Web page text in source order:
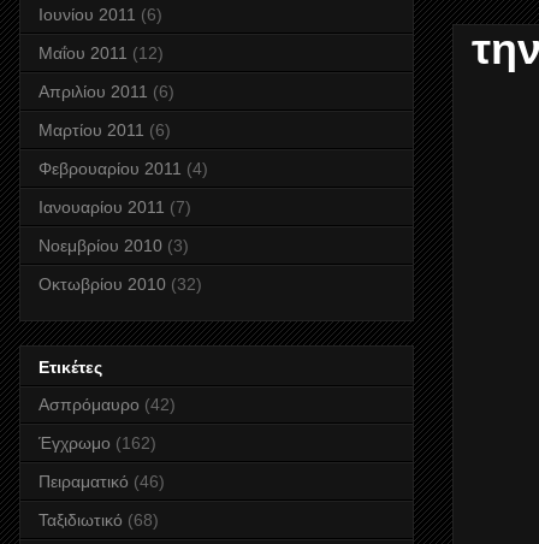
Ιουνίου 2011 (6)
Μαΐου 2011 (12)
Απριλίου 2011 (6)
Μαρτίου 2011 (6)
Φεβρουαρίου 2011 (4)
Ιανουαρίου 2011 (7)
Νοεμβρίου 2010 (3)
Οκτωβρίου 2010 (32)
Ετικέτες
Ασπρόμαυρο (42)
Έγχρωμο (162)
Πειραματικό (46)
Ταξιδιωτικό (68)